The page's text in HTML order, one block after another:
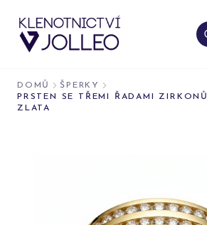
DOMŮ
ŠPERKY
PRSTEN SE TŘEMI ŘADAMI
ZLATA